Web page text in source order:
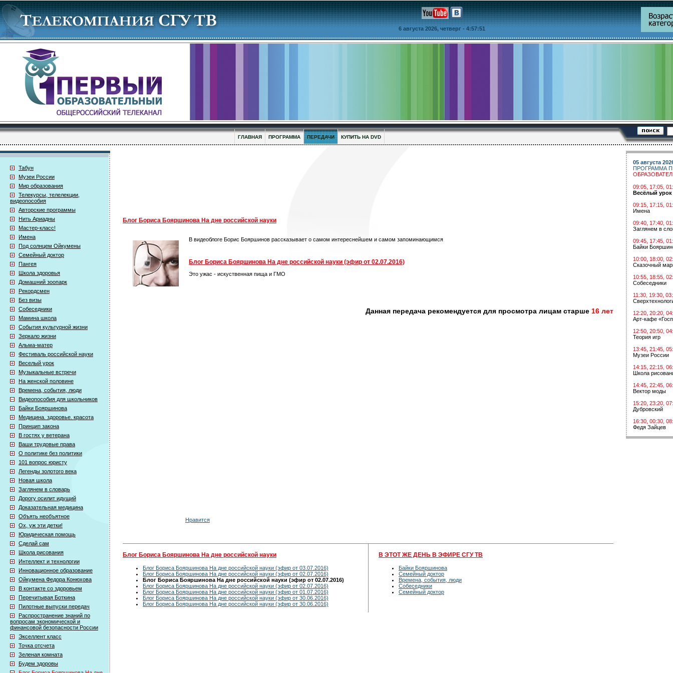
6 августа 2026, четверг - 4:57:51
ГЛАВНАЯ ПРОГРАММА ПЕРЕДАЧИ КУПИТЬ НА DVD
Табун
Музеи России
Мир образования
Телекурсы, телелекции,
видеопособия
Авторские программы
Нить Ариадны
Мастер-класс!
Имена
Под солнцем Ойкумены
Семейный доктор
Пангея
Школа здоровья
Домашний зоопарк
Рекордсмен
Без визы
Собеседники
Мамина школа
События культурной жизни
Зеркало жизни
Альма-матер
Фестиваль российской науки
Веселый урок
Музыкальные встречи
На женской половине
Времена, события, люди
Видеопособия для школьников
Байки Бояршинова
Медицина. здоровье. красота
Принцип закона
В гостях у ветерана
Ваши трудовые права
О политике без политики
101 вопрос юристу
Легенды золотого века
Новая школа
Заглянем в словарь
Дорогу осилит идущий
Доказательная медицина
Объять необъятное
Ох, уж эти детки!
Юридическая помощь
Сделай сам
Школа рисования
Интеллект и технологии
Инновационное образование
Ойкумена Федора Конюхова
В контакте со здоровьем
Перечитывая Боткина
Пилотные выпуски передач
Распространение знаний по
вопросам экономической и
финансовой безопасности России
Экселлент класс
Точка отсчета
Зеленая комната
Будем здоровы
Блог Бориса Бояршинова На дне российской науки
В видеоблоге Борис Бояршинов рассказывает о самом интереснейшем и самом запоминающимся
Блог Бориса Бояршинова На дне российской науки (эфир от 02.07.2016)
Это ужас - искуственная пища и ГМО
Данная передача рекомендуется для просмотра лицам старше 16 лет
Нравится
Блог Бориса Бояршинова На дне российской науки
Блог Бориса Бояршинова На дне российской науки (эфир от 03.07.2016)
Блог Бориса Бояршинова На дне российской науки (эфир от 02.07.2016)
Блог Бориса Бояршинова На дне российской науки (эфир от 02.07.2016)
Блог Бориса Бояршинова На дне российской науки (эфир от 02.07.2016)
Блог Бориса Бояршинова На дне российской науки (эфир от 01.07.2016)
Блог Бориса Бояршинова На дне российской науки (эфир от 30.06.2016)
Блог Бориса Бояршинова На дне российской науки (эфир от 30.06.2016)
В ЭТОТ ЖЕ ДЕНЬ В ЭФИРЕ СГУ ТВ
Байки Бояршинова
Семейный доктор
Времена, события, люди
Собеседники
Семейный доктор
05 августа
ПРОГРАММА
09:05, 17:05,
Весёлый урок
09:15, 17:15,
Имена
09:40, 17:40,
Заглянем в
09:45, 17:45,
Байки
10:00, 18:00,
Сказочный
10:55, 18:55,
Собеседники
11:30, 19:30,
12:20, 20:20,
Арт-кафе
12:50, 20:50,
Теория игр
13:45, 21:45,
Музеи России
14:15, 22:15,
Школа
14:45, 22:45,
Вектор моды
15:20, 23:20,
Дубровский
16:30, 00:30,
Федя Зайцев